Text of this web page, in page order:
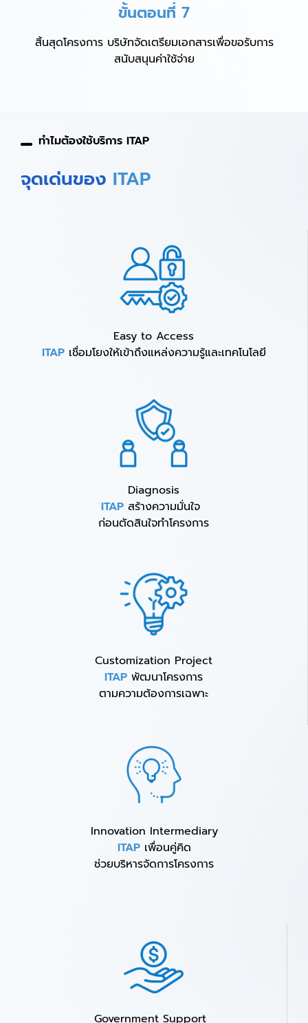
ขั้นตอนที่ 7
สิ้นสุดโครงการ บริษัทจัดเตรียมเอกสารเพื่อขอรับการ
สนับสนุนค่าใช้จ่าย
ทำไมต้องใช้บริการ ITAP
จุดเด่นของ ITAP
Easy to Access
ITAP เชื่อมโยงให้เข้าถึงแหล่งความรู้และเทคโนโลยี
Diagnosis
ITAP สร้างความมั่นใจ
ก่อนตัดสินใจทำโครงการ
Customization Project
ITAP พัฒนาโครงการ
ตามความต้องการเฉพาะ
Innovation Intermediary
ITAP เพื่อนคู่คิด
ช่วยบริหารจัดการโครงการ
Government Support